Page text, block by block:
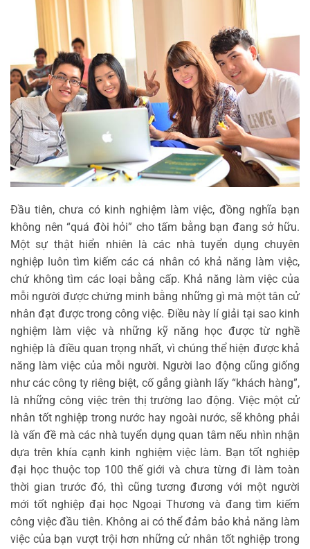
Đầu tiên, chưa có kinh nghiệm làm việc, đồng nghĩa bạn
không nên “quá đòi hỏi” cho tấm bằng bạn đang sở hữu.
Một sự thật hiển nhiên là các nhà tuyển dụng chuyên
nghiệp luôn tìm kiếm các cá nhân có khả năng làm việc,
chứ không tìm các loại bằng cấp. Khả năng làm việc của
mỗi người được chứng minh bằng những gì mà một tân cử
nhân đạt được trong công việc. Điều này lí giải tại sao kinh
nghiệm làm việc và những kỹ năng học được từ nghề
nghiệp là điều quan trọng nhất, vì chúng thể hiện được khả
năng làm việc của mỗi người. Người lao động cũng giống
như các công ty riêng biệt, cố gắng giành lấy “khách hàng”,
là những công việc trên thị trường lao động. Việc một cử
nhân tốt nghiệp trong nước hay ngoài nước, sẽ không phải
là vấn đề mà các nhà tuyển dụng quan tâm nếu nhìn nhận
dựa trên khía cạnh kinh nghiệm việc làm. Bạn tốt nghiệp
đại học thuộc top 100 thế giới và chưa từng đi làm toàn
thời gian trước đó, thì cũng tương đương với một người
mới tốt nghiệp đại học Ngoại Thương và đang tìm kiếm
công việc đầu tiên. Không ai có thể đảm bảo khả năng làm
việc của bạn vượt trội hơn những cử nhân tốt nghiệp trong